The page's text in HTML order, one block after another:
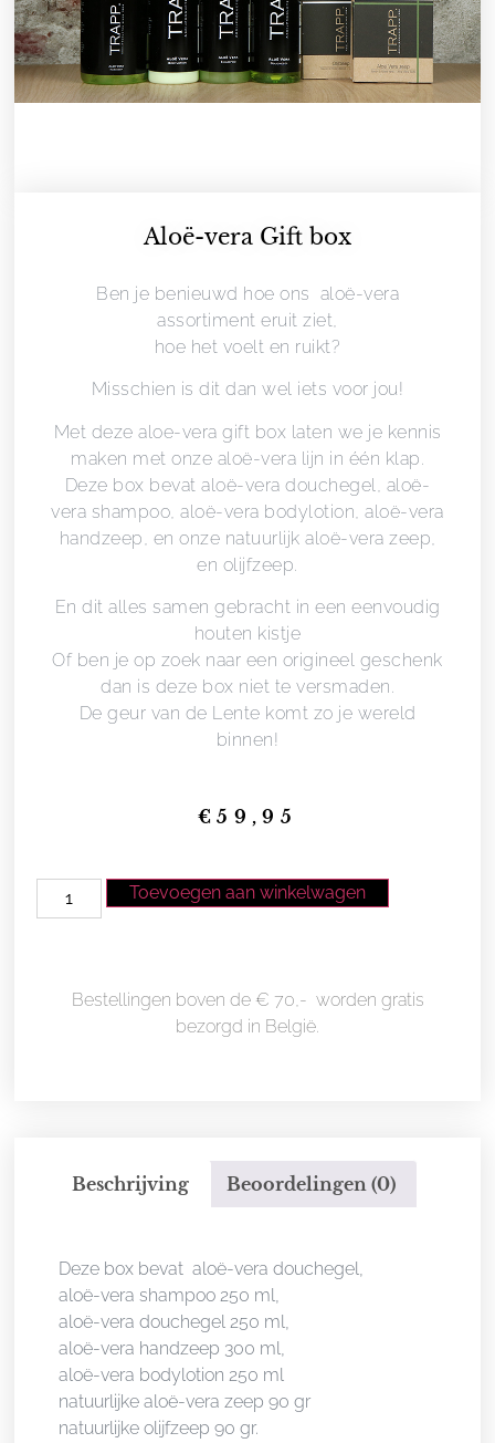
Aloë-vera Gift box
Ben je benieuwd hoe ons aloë-vera
assortiment eruit ziet,
hoe het voelt en ruikt?
Misschien is dit dan wel iets voor jou!
Met deze aloe-vera gift box laten we je kennis
maken met onze aloë-vera lijn in één klap.
Deze box bevat aloë-vera douchegel, aloë-
vera shampoo, aloë-vera bodylotion, aloë-vera
handzeep, en onze natuurlijk aloë-vera zeep,
en olijfzeep.
En dit alles samen gebracht in een eenvoudig
houten kistje
Of ben je op zoek naar een origineel geschenk
dan is deze box niet te versmaden.
De geur van de Lente komt zo je wereld
binnen!
€59,95
Toevoegen aan winkelwagen
Bestellingen boven de € 70,- worden gratis
bezorgd in België.
Beschrijving Beoordelingen (0)
Deze box bevat aloë-vera douchegel,
aloë-vera shampoo 250 ml,
aloë-vera douchegel 250 ml,
aloë-vera handzeep 300 ml,
aloë-vera bodylotion 250 ml
natuurlijke aloë-vera zeep 90 gr
natuurlijke olijfzeep 90 gr.